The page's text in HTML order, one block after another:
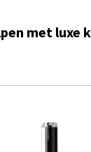
met luxe